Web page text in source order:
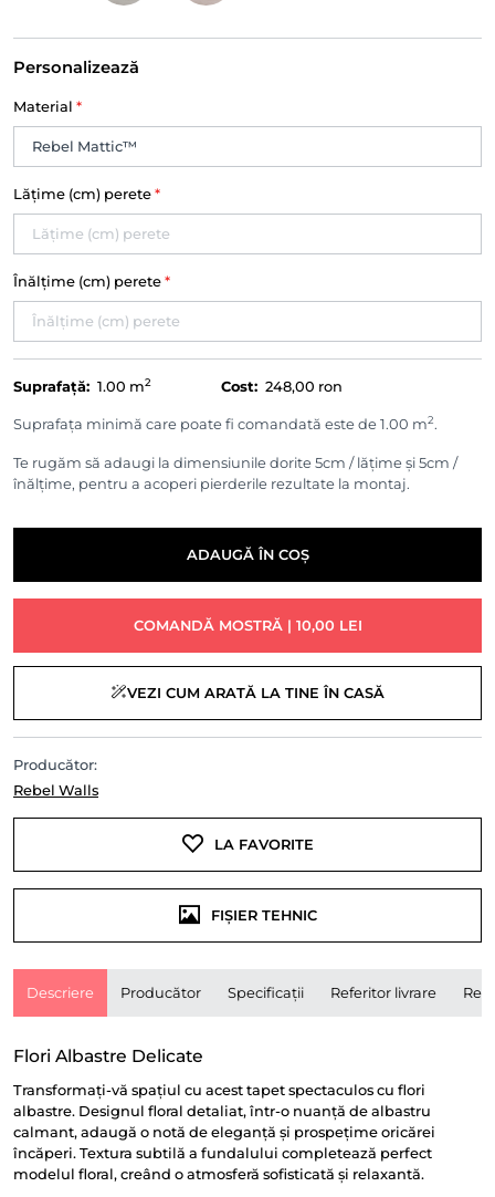
Personalizează
Material *
Lățime (cm) perete *
Înălțime (cm) perete *
Suprafață: 1.00 m2 Cost: 248,00 ron
Suprafața minimă care poate fi comandată este de 1.00 m2.
Te rugăm să adaugi la dimensiunile dorite 5cm / lățime și 5cm /
înălțime, pentru a acoperi pierderile rezultate la montaj.
ADAUGĂ ÎN COȘ
COMANDĂ MOSTRĂ | 10,00 LEI
VEZI CUM ARATĂ LA TINE ÎN CASĂ
Producător:
Rebel Walls
LA FAVORITE
FIȘIER TEHNIC
Descriere Producător Specificații Referitor livrare
Flori Albastre Delicate
Transformați-vă spațiul cu acest tapet spectaculos cu flori
albastre. Designul floral detaliat, într-o nuanță de albastru
calmant, adaugă o notă de eleganță și prospețime oricărei
încăperi. Textura subtilă a fundalului completează perfect
modelul floral, creând o atmosferă sofisticată și relaxantă.